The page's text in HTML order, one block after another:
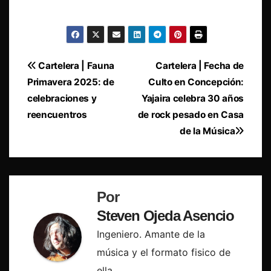
Navegación
de
entradas
Cartelera | Fecha de
Culto en Concepción:
Yajaira celebra 30 años
de rock pesado en Casa
de la Música
Cartelera | Fauna
Primavera 2025: de
celebraciones y
reencuentros
Por
Steven Ojeda Asencio
Ingeniero. Amante de la
música y el formato fisico de